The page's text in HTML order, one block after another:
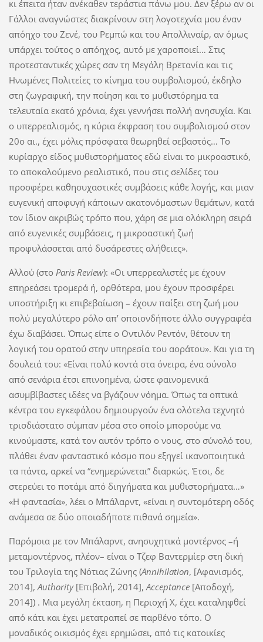
κι έπειτα ήταν ανέκαθεν τεράστια πάνω μου. Δεν ξέρω αν οι
Γάλλοι αναγνώστες διακρίνουν στη λογοτεχνία μου έναν
απόηχο του Ζενέ, του Ρεμπώ και του Απολλιναίρ, αν όμως
υπάρχει τούτος ο απόηχος, αυτό με χαροποιεί… Στις
προτεσταντικές χώρες σαν τη Μεγάλη Βρετανία και τις
Ηνωμένες Πολιτείες το κίνημα του συμβολισμού, έκδηλο
στη ζωγραφική, την ποίηση και το μυθιστόρημα τα
τελευταία εκατό χρόνια, έχει γεννήσει πολλή ανησυχία. Και
ο υπερρεαλισμός, η κύρια έκφραση του συμβολισμού στον
20ο αι., έχει μόλις πρόσφατα θεωρηθεί σεβαστός… Το
κυρίαρχο είδος μυθιστορήματος εδώ είναι το μικροαστικό,
το αποκαλούμενο ρεαλιστικό, που στις σελίδες του
προσφέρει καθησυχαστικές συμβάσεις κάθε λογής, και μιαν
ευγενική αποφυγή κάποιων ακατονόμαστων θεμάτων, κατά
τον ίδιον ακριβώς τρόπο που, χάρη σε μια ολόκληρη σειρά
από ευγενικές συμβάσεις, η μικροαστική ζωή
προφυλάσσεται από δυσάρεστες αλήθειες».
Αλλού (στο Paris Review): «Οι υπερρεαλιστές με έχουν
επηρεάσει τρομερά ή, ορθότερα, μου έχουν προσφέρει
υποστήριξη κι επιβεβαίωση – έχουν παίξει στη ζωή μου
πολύ μεγαλύτερο ρόλο απ’ οποιονδήποτε άλλο συγγραφέα
έχω διαβάσει. Όπως είπε ο Οντιλόν Ρεντόν, θέτουν τη
λογική του ορατού στην υπηρεσία του αοράτου». Και για τη
δουλειά του: «Είναι πολύ κοντά στα όνειρα, ένα σύνολο
από σενάρια έτσι επινοημένα, ώστε φαινομενικά
ασυμβίβαστες ιδέες να βγάζουν νόημα. Όπως τα οπτικά
κέντρα του εγκεφάλου δημιουργούν ένα ολότελα τεχνητό
τρισδιάστατο σύμπαν μέσα στο οποίο μπορούμε να
κινούμαστε, κατά τον αυτόν τρόπο ο νους, στο σύνολό του,
πλάθει έναν φανταστικό κόσμο που εξηγεί ικανοποιητικά
τα πάντα, αρκεί να “ενημερώνεται” διαρκώς. Έτσι, δε
στερεύει το ποτάμι από διηγήματα και μυθιστορήματα…»
«Η φαντασία», λέει ο Μπάλαρντ, «είναι η συντομότερη οδός
ανάμεσα σε δύο οποιαδήποτε πιθανά σημεία».
Παρόμοια με τον Μπάλαρντ, ανησυχητικά μοντέρνος –ή
μεταμοντέρνος, πλέον– είναι ο Τζεφ Βαντερμίερ στη δική
του Τριλογία της Νότιας Ζώνης (Annihilation, [Αφανισμός,
2014],Authority[Επιβολή, 2014],Acceptance[Αποδοχή,
2014]) . Μια μεγάλη έκταση, η Περιοχή Χ, έχει καταληφθεί
από κάτι και έχει μετατραπεί σε παρθένο τόπο. Ο
μοναδικός οικισμός έχει ερημώσει, από τις κατοικίες